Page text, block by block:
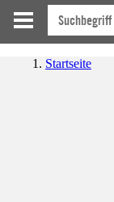
Startseite